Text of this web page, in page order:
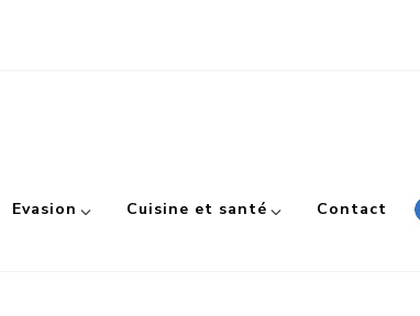
Evasion Cuisine et santé Contact